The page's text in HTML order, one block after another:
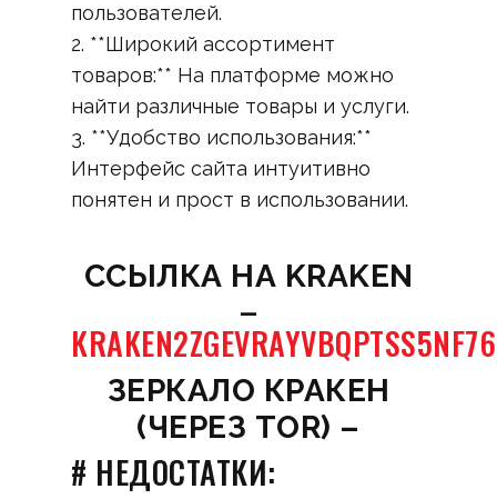
пользователей.
2. **Широкий ассортимент
товаров:** На платформе можно
найти различные товары и услуги.
3. **Удобство использования:**
Интерфейс сайта интуитивно
понятен и прост в использовании.
CСЫЛКА НА KRAKEN
–
ЗЕРКАЛО КРАКЕН
(ЧЕРЕЗ TOR) –
# НЕДОСТАТКИ: